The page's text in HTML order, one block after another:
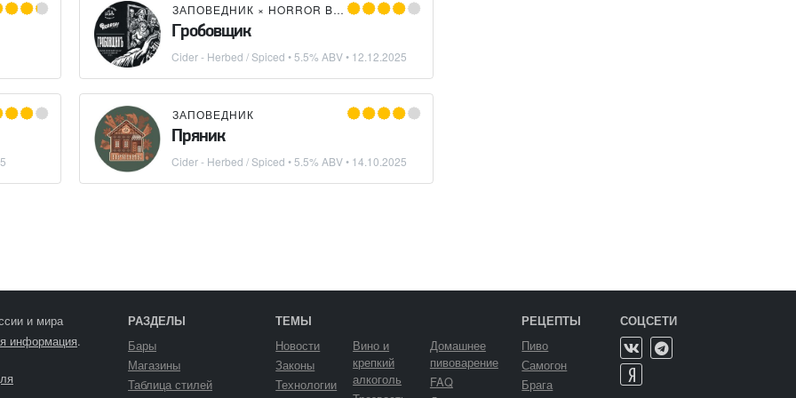
ЗАПОВЕДНИК × HORROR BREWING
Гробовщик
Cider - Herbed / Spiced • 5.5% ABV • 12.12.2025
ЗАПОВЕДНИК
Пряник
Cider - Herbed / Spiced • 5.5% ABV • 14.10.2025
и мира
информация.
РАЗДЕЛЫ
Бары
Магазины
Таблица стилей
ТЕМЫ
Новости
Законы
Технологии
Вино и
крепкий
алкоголь
Домашнее
пивоварение
FAQ
РЕЦЕПТЫ
Пиво
Самогон
Брага
СОЦСЕТИ